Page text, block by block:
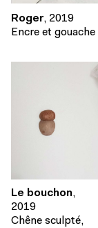
Roger, 2019
Encre et
Le bouchon,
2019
Chêne sculpté,